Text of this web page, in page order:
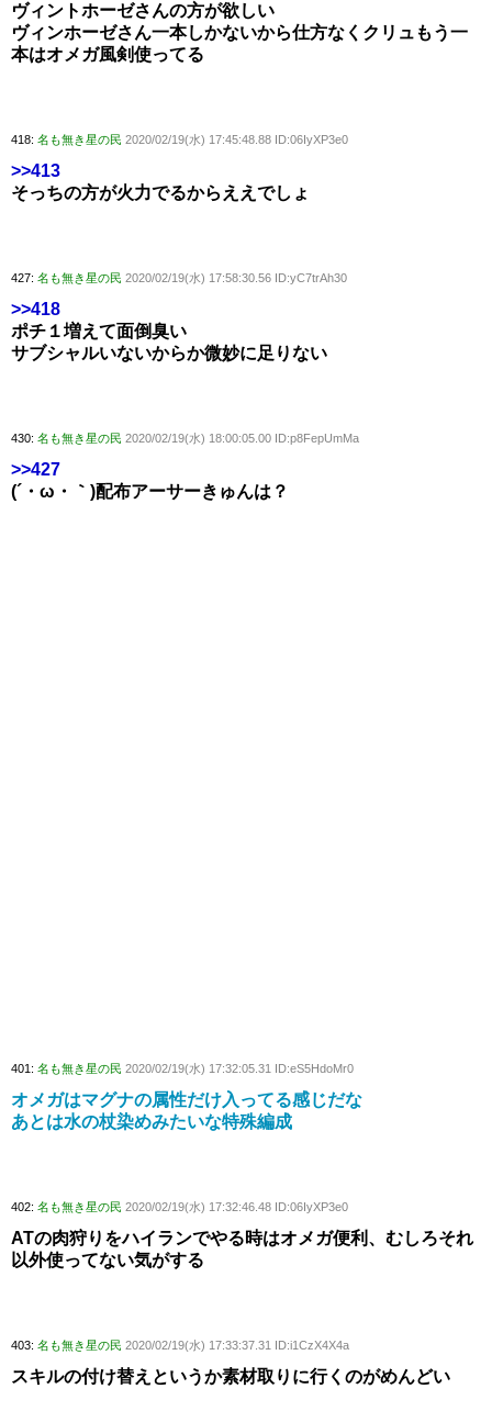
ヴィントホーゼさんの方が欲しい
ヴィンホーゼさん一本しかないから仕方なくクリュもう一
本はオメガ風剣使ってる
418: 名も無き星の民 2020/02/19(水) 17:45:48.88 ID:06IyXP3e0
>>413
そっちの方が火力でるからええでしょ
427: 名も無き星の民 2020/02/19(水) 17:58:30.56 ID:yC7trAh30
>>418
ポチ１増えて面倒臭い
サブシャルいないからか微妙に足りない
430: 名も無き星の民 2020/02/19(水) 18:00:05.00 ID:p8FepUmMa
>>427
(´・ω・｀)配布アーサーきゅんは？
401: 名も無き星の民 2020/02/19(水) 17:32:05.31 ID:eS5HdoMr0
オメガはマグナの属性だけ入ってる感じだな
あとは水の杖染めみたいな特殊編成
402: 名も無き星の民 2020/02/19(水) 17:32:46.48 ID:06IyXP3e0
ATの肉狩りをハイランでやる時はオメガ便利、むしろそれ
以外使ってない気がする
403: 名も無き星の民 2020/02/19(水) 17:33:37.31 ID:i1CzX4X4a
スキルの付け替えというか素材取りに行くのがめんどい